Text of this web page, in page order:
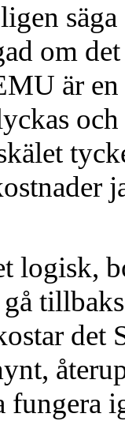
om
är
logisk,
gå
det
fungera